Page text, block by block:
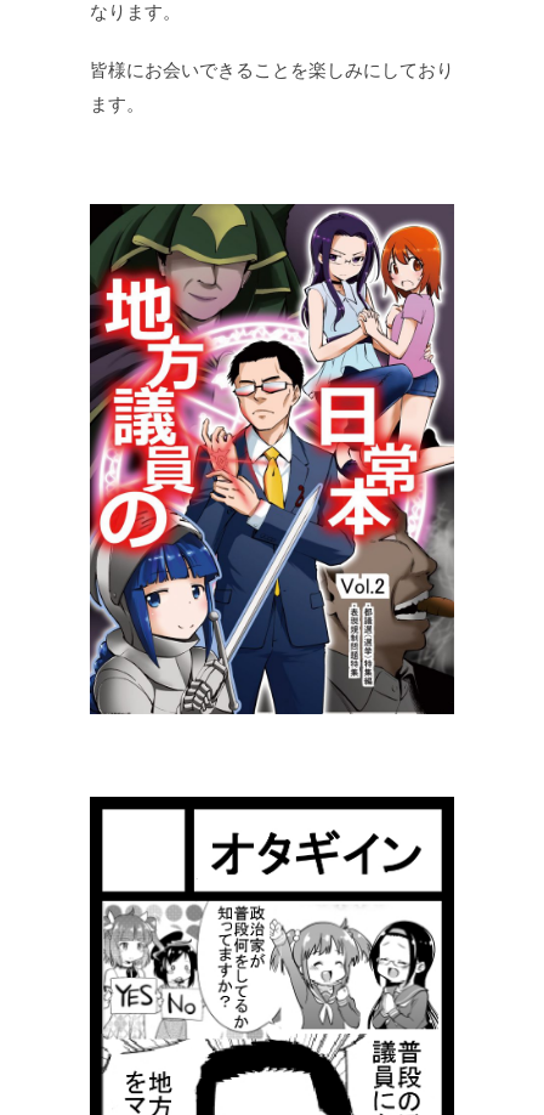
なります。
皆様にお会いできることを楽しみにしており
ます。